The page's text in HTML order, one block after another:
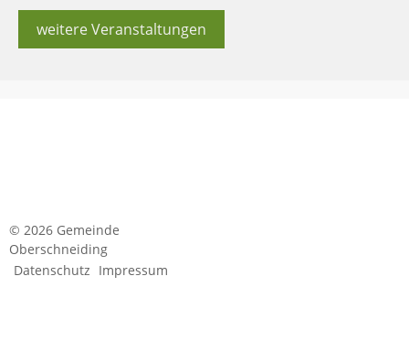
weitere Veranstaltungen
© 2026 Gemeinde
Oberschneiding
Datenschutz Impressum